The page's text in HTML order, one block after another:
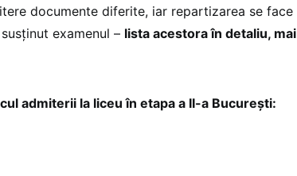
documente diferite, iar repartizarea se face
examenul – lista acestora în detaliu, mai
admiterii la liceu în etapa a II-a București: